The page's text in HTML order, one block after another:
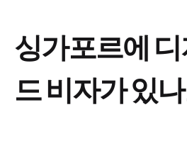
싱가포르에
드 비자가 있